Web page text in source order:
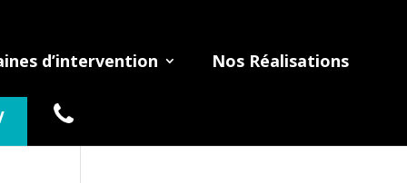
d’intervention Nos Réalisations